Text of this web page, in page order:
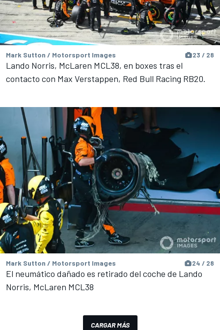
Mark Sutton / Motorsport Images 23 / 28
Lando Norris, McLaren MCL38, en boxes tras el
contacto con Max Verstappen, Red Bull Racing RB20.
Mark Sutton / Motorsport Images 24 / 28
El neumático dañado es retirado del coche de Lando
Norris, McLaren MCL38
CARGAR MÁS